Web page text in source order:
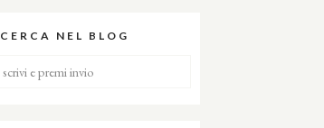
CERCA NEL BLOG